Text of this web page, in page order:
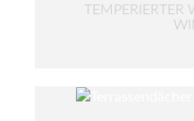
TEMPERIERTER